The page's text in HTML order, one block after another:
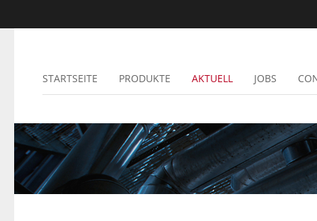
STARTSEITE PRODUKTE AKTUELL JOBS